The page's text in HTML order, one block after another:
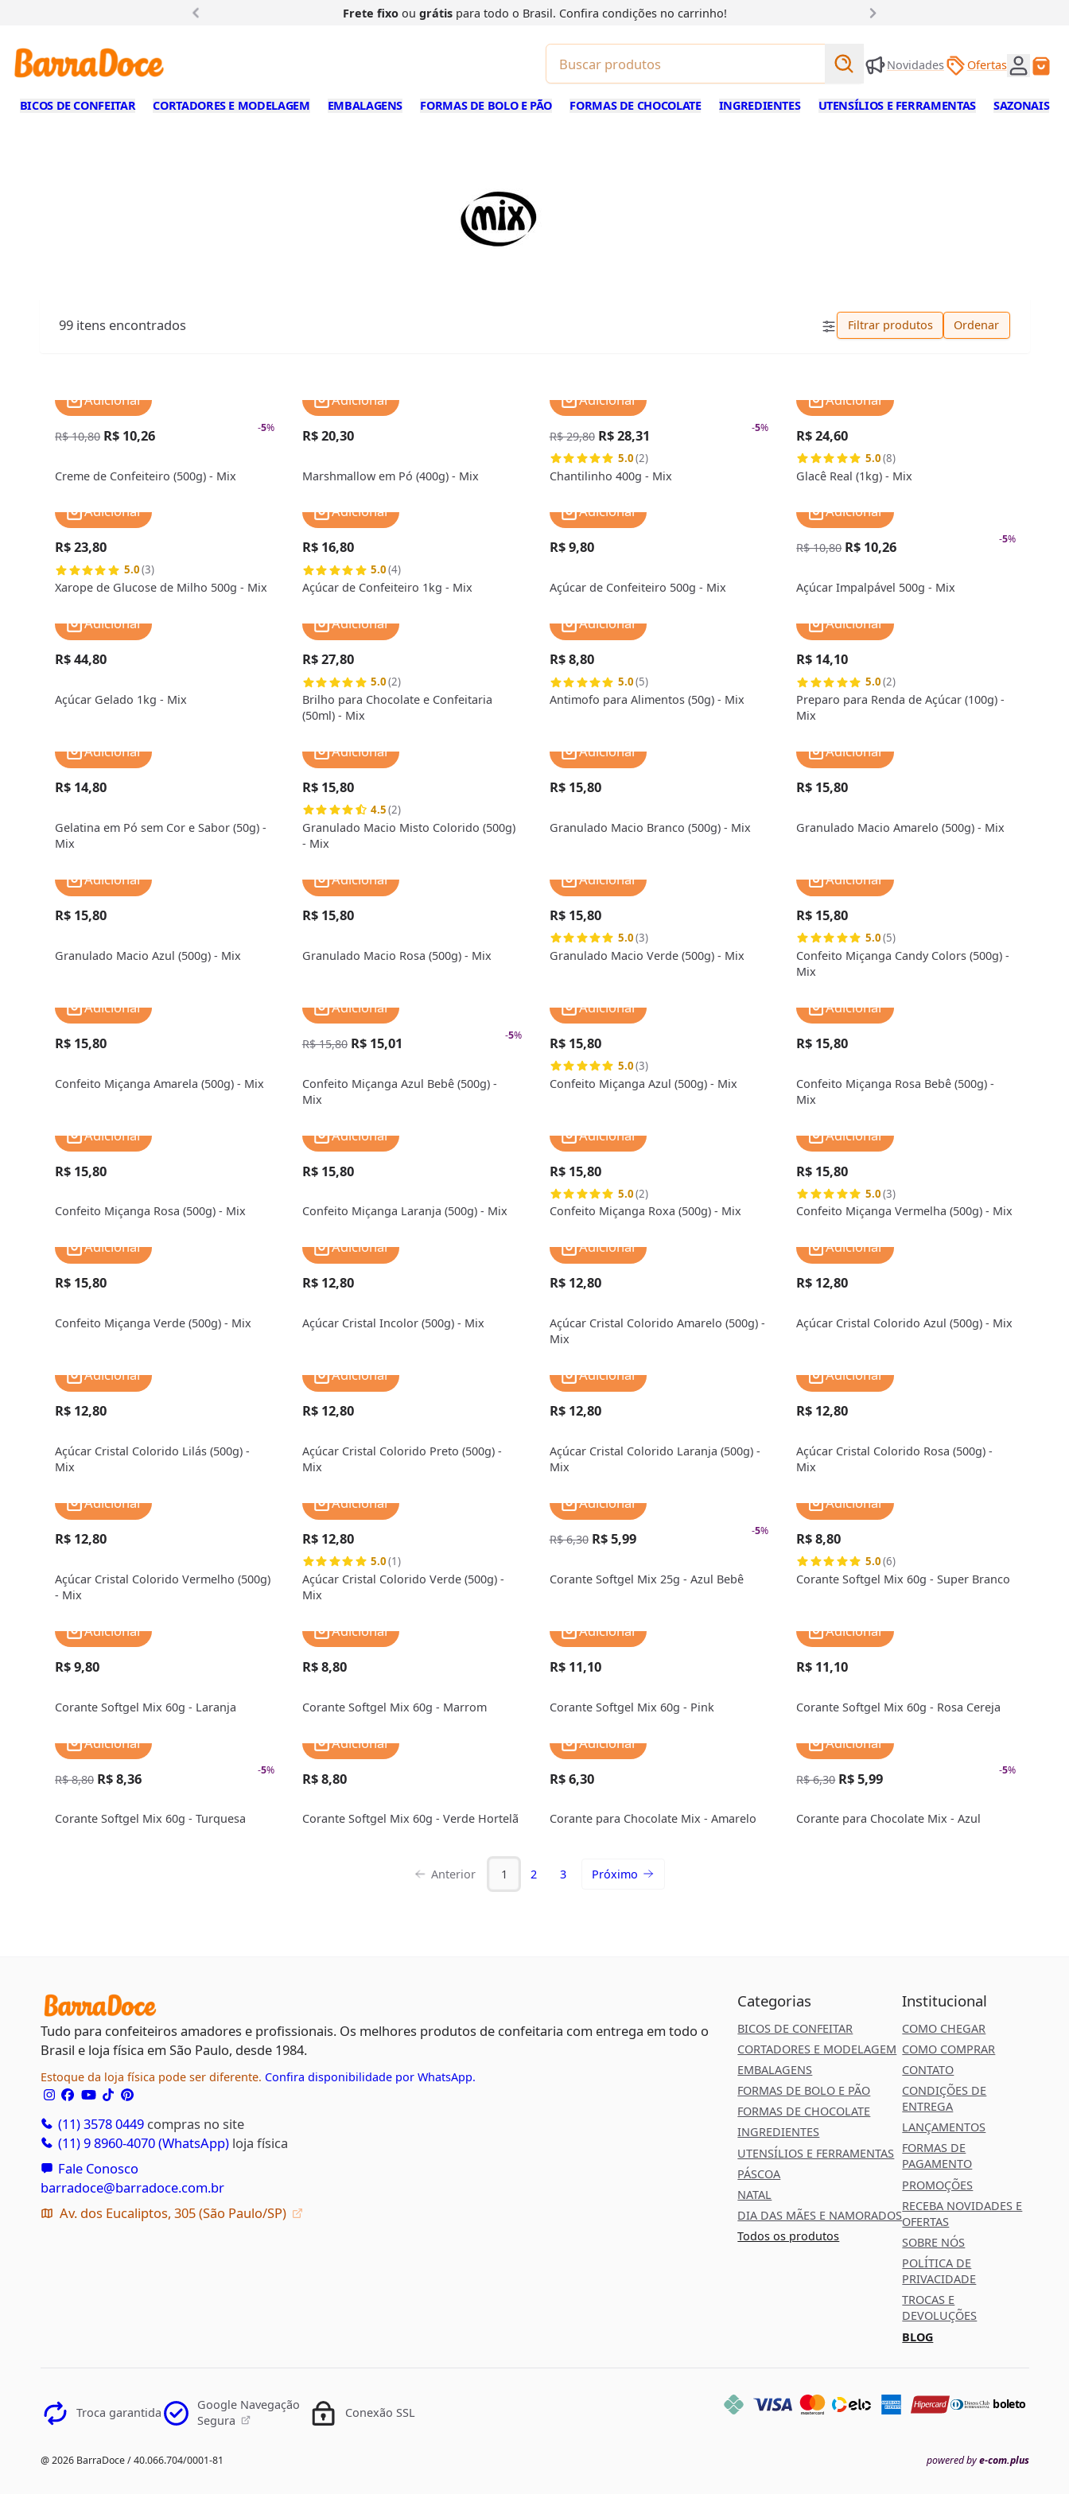
Frete fixoou grátispara todo o Brasil. Confira condições no carrinho!
Buscar produtos
Buscar
Novidades Ofertas
BICOS DE CONFEITAR CORTADORES E MODELAGEM EMBALAGENS FORMAS DE BOLO E PÃO FORMAS DE CHOCOLATE INGREDIENTES UTENSÍLIOS E FERRAMENTAS SAZONAIS
99 itens encontrados Filtrar produtos Ordenar
-5%
R$ 10,80 R$ 10,26
Creme de Confeiteiro (500g) - Mix
Adicionar
R$ 20,30
Marshmallow em Pó (400g) - Mix
Adicionar
-5%
R$ 29,80 R$ 28,31
5.0(2)
Chantilinho 400g - Mix
Adicionar
R$ 24,60
5.0(8)
Glacê Real (1kg) - Mix
Adicionar
R$ 23,80
5.0(3)
Xarope de Glucose de Milho 500g - Mix
Adicionar
R$ 16,80
5.0(4)
Açúcar de Confeiteiro 1kg - Mix
Adicionar
R$ 9,80
Açúcar de Confeiteiro 500g - Mix
Adicionar
-5%
R$ 10,80 R$ 10,26
Açúcar Impalpável 500g - Mix
Adicionar
R$ 44,80
Açúcar Gelado 1kg - Mix
Adicionar
R$ 27,80
5.0(2)
Brilho para Chocolate e Confeitaria
(50ml) - Mix
Adicionar
R$ 8,80
5.0(5)
Antimofo para Alimentos (50g) - Mix
Adicionar
R$ 14,10
5.0(2)
Preparo para Renda de Açúcar (100g) -
Mix
Adicionar
R$ 14,80
Gelatina em Pó sem Cor e Sabor (50g) -
Mix
Adicionar
R$ 15,80
4.5(2)
Granulado Macio Misto Colorido (500g)
- Mix
Adicionar
R$ 15,80
Granulado Macio Branco (500g) - Mix
Adicionar
R$ 15,80
Granulado Macio Amarelo (500g) - Mix
Adicionar
R$ 15,80
Granulado Macio Azul (500g) - Mix
Adicionar
R$ 15,80
Granulado Macio Rosa (500g) - Mix
Adicionar
R$ 15,80
5.0(3)
Granulado Macio Verde (500g) - Mix
Adicionar
R$ 15,80
5.0(5)
Confeito Miçanga Candy Colors (500g) -
Mix
Adicionar
R$ 15,80
Confeito Miçanga Amarela (500g) - Mix
Adicionar
-5%
R$ 15,80 R$ 15,01
Confeito Miçanga Azul Bebê (500g) -
Mix
Adicionar
R$ 15,80
5.0(3)
Confeito Miçanga Azul (500g) - Mix
Adicionar
R$ 15,80
Confeito Miçanga Rosa Bebê (500g) -
Mix
Adicionar
R$ 15,80
Confeito Miçanga Rosa (500g) - Mix
Adicionar
R$ 15,80
Confeito Miçanga Laranja (500g) - Mix
Adicionar
R$ 15,80
5.0(2)
Confeito Miçanga Roxa (500g) - Mix
Adicionar
R$ 15,80
5.0(3)
Confeito Miçanga Vermelha (500g) - Mix
Adicionar
R$ 15,80
Confeito Miçanga Verde (500g) - Mix
Adicionar
R$ 12,80
Açúcar Cristal Incolor (500g) - Mix
Adicionar
R$ 12,80
Açúcar Cristal Colorido Amarelo (500g) -
Mix
Adicionar
R$ 12,80
Açúcar Cristal Colorido Azul (500g) - Mix
Adicionar
R$ 12,80
Açúcar Cristal Colorido Lilás (500g) -
Mix
Adicionar
R$ 12,80
Açúcar Cristal Colorido Preto (500g) -
Mix
Adicionar
R$ 12,80
Açúcar Cristal Colorido Laranja (500g) -
Mix
Adicionar
R$ 12,80
Açúcar Cristal Colorido Rosa (500g) -
Mix
Adicionar
R$ 12,80
Açúcar Cristal Colorido Vermelho (500g)
- Mix
Adicionar
R$ 12,80
5.0(1)
Açúcar Cristal Colorido Verde (500g) -
Mix
Adicionar
-5%
R$ 6,30 R$ 5,99
Corante Softgel Mix 25g - Azul Bebê
Adicionar
R$ 8,80
5.0(6)
Corante Softgel Mix 60g - Super Branco
Adicionar
R$ 9,80
Corante Softgel Mix 60g - Laranja
Adicionar
R$ 8,80
Corante Softgel Mix 60g - Marrom
Adicionar
R$ 11,10
Corante Softgel Mix 60g - Pink
Adicionar
R$ 11,10
Corante Softgel Mix 60g - Rosa Cereja
Adicionar
-5%
R$ 8,80 R$ 8,36
Corante Softgel Mix 60g - Turquesa
Adicionar
R$ 8,80
Corante Softgel Mix 60g - Verde Hortelã
Adicionar
R$ 6,30
Corante para Chocolate Mix - Amarelo
Adicionar
-5%
R$ 6,30 R$ 5,99
Corante para Chocolate Mix - Azul
Adicionar
Anterior 1 2 3 Próximo
Tudo para confeiteiros amadores e profissionais. Os melhores produtos de confeitaria com entrega em todo o
Brasil e loja física em São Paulo, desde 1984.
Estoque da loja física pode ser diferente. Confira disponibilidade por WhatsApp.
(11) 3578 0449 compras no site
(11) 9 8960-4070 (WhatsApp) loja física
Fale Conosco
barradoce@barradoce.com.br
Av. dos Eucaliptos, 305 (São Paulo/SP)
Categorias
BICOS DE CONFEITAR
CORTADORES E MODELAGEM
EMBALAGENS
FORMAS DE BOLO E PÃO
FORMAS DE CHOCOLATE
INGREDIENTES
UTENSÍLIOS E FERRAMENTAS
PÁSCOA
NATAL
DIA DAS MÃES E NAMORADOS
Todos os produtos
Institucional
COMO CHEGAR
COMO COMPRAR
CONTATO
CONDIÇÕES DE
ENTREGA
LANÇAMENTOS
FORMAS DE
PAGAMENTO
PROMOÇÕES
RECEBA NOVIDADES E
OFERTAS
SOBRE NÓS
POLÍTICA DE
PRIVACIDADE
TROCAS E
DEVOLUÇÕES
BLOG
Troca garantida
Google Navegação
Segura
Conexão SSL
boleto
@ 2026 BarraDoce / 40.066.704/0001-81 powered bye-com.plus